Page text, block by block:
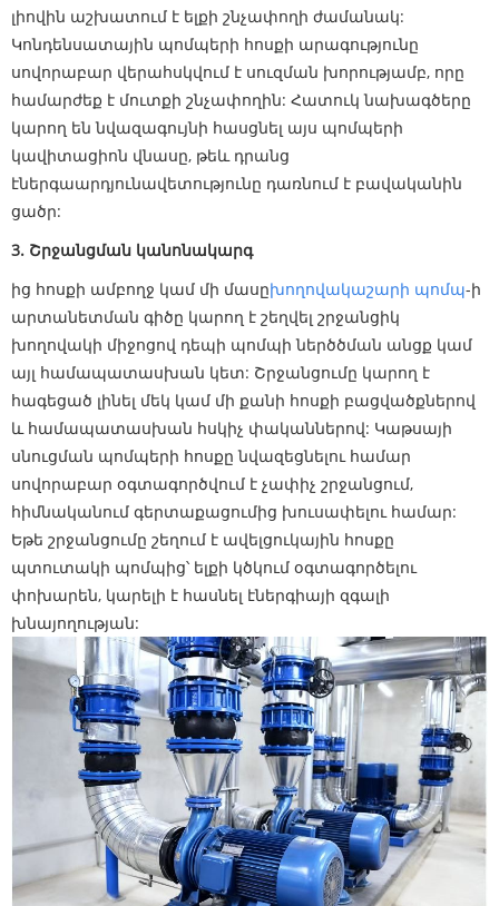
լիովին աշխատում է ելքի շնչափողի ժամանակ:
Կոնդենսատային պոմպերի հոսքի արագությունը
սովորաբար վերահսկվում է սուզման խորությամբ, որը
համարժեք է մուտքի շնչափողին: Հատուկ նախագծերը
կարող են նվազագույնի հասցնել այս պոմպերի
կավիտացիոն վնասը, թեև դրանց
էներգաարդյունավետությունը դառնում է բավականին
ցածր:
3. Շրջանցման կանոնակարգ
ից հոսքի ամբողջ կամ մի մասըխողովակաշարի պոմպ-ի
արտանետման գիծը կարող է շեղվել շրջանցիկ
խողովակի միջոցով դեպի պոմպի ներծծման անցք կամ
այլ համապատասխան կետ: Շրջանցումը կարող է
հագեցած լինել մեկ կամ մի քանի հոսքի բացվածքներով
և համապատասխան հսկիչ փականներով: Կաթսայի
սնուցման պոմպերի հոսքը նվազեցնելու համար
սովորաբար օգտագործվում է չափիչ շրջանցում,
հիմնականում գերտաքացումից խուսափելու համար:
Եթե ​​շրջանցումը շեղում է ավելցուկային հոսքը
պտուտակի պոմպից՝ ելքի կծկում օգտագործելու
փոխարեն, կարելի է հասնել էներգիայի զգալի
խնայողության: